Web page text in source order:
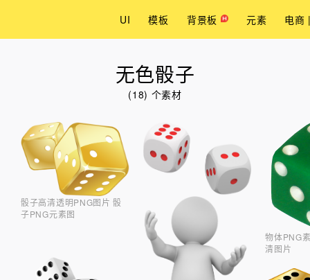
UI 模板 背景板 元素 电商
无色骰子
(18) 个素材
骰子高清透明PNG图片 骰
子PNG元素图
物体PNG
清图片